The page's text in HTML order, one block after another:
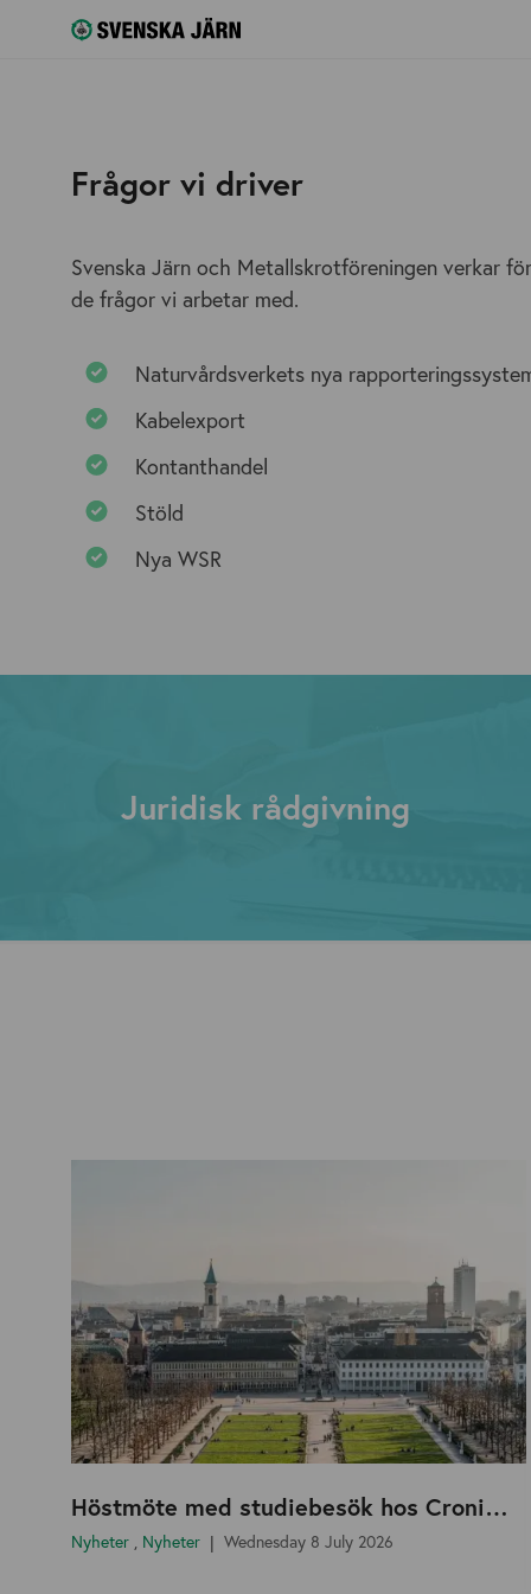
Frågor vi driver
Svenska Järn och Metallskrotföreningen verkar
de frågor vi arbetar med.
Naturvårdsverkets nya
Kabelexport
Kontanthandel
Stöld
Nya WSR
Juridisk rådgivning
Höstmöte med studiebesök hos Cronimet i Karlsruhe!
Nyheter Nyheter Wednesday 8 July 2026